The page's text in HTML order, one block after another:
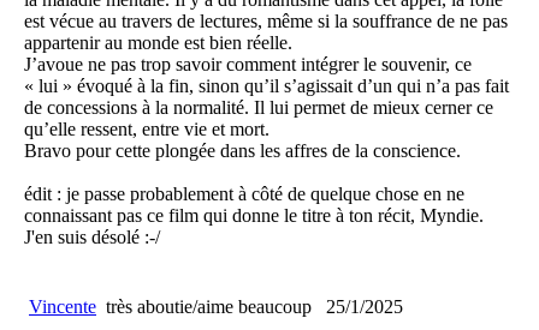
est vécue au travers de lectures, même si la souffrance de ne pas
appartenir au monde est bien réelle.
J’avoue ne pas trop savoir comment intégrer le souvenir, ce
« lui » évoqué à la fin, sinon qu’il s’agissait d’un qui n’a pas fait
de concessions à la normalité. Il lui permet de mieux cerner ce
qu’elle ressent, entre vie et mort.
Bravo pour cette plongée dans les affres de la conscience.
édit : je passe probablement à côté de quelque chose en ne
connaissant pas ce film qui donne le titre à ton récit, Myndie.
J'en suis désolé :-/
Vincente très aboutie/aime beaucoup
25/1/2025